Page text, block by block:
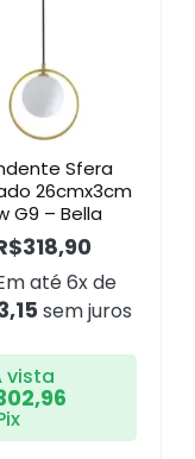
Sfera
26cmx3cm
G9 – Bella
318,90
até 6x de
sem juros
vista